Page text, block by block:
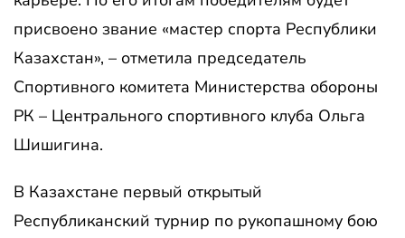
присвоено звание «мастер спорта Республики
Казахстан», – отметила председатель
Спортивного комитета Министерства обороны
РК – Центрального спортивного клуба Ольга
Шишигина.
В Казахстане первый открытый
Республиканский турнир по рукопашному бою